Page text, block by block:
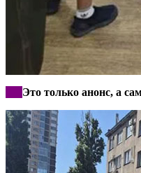
Это только анонс, а